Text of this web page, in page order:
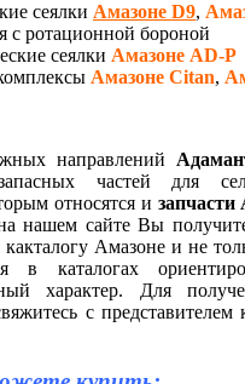
сеялки Амазоне D9,
с ротационной бороной
сеялки Амазоне AD-P
Амазоне Citan,
направлений
частей для
относятся и
нашем сайте Вы
какталогу Амазоне и не
в каталогах
характер. Для
с